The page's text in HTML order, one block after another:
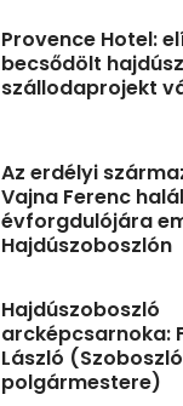
Provence Hotel:
becsődölt
szállodaprojekt
Az erdélyi
Vajna Ferenc
évforgdulójára
Hajdúszoboszlón
Hajdúszoboszló
arcképcsarnoka:
László
polgármestere)